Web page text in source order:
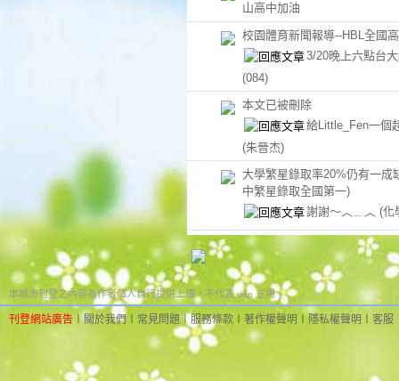
山高中加油
校園體育新聞報導--HBL全國
3/20晚上六點台
(084)
本文已被刪除
給Little_Fen一個
(朱晉杰)
大學繁星錄取率20%仍有一成
中繁星錄取全國第一)
謝謝～︿﹍︿ (化
本城市刊登之內容為作者個人自行提供上傳，不代表 udn 立場。
刊登網站廣告︱關於我們 常見問題︱服務條款 著作權聲明 隱私權聲明 客服